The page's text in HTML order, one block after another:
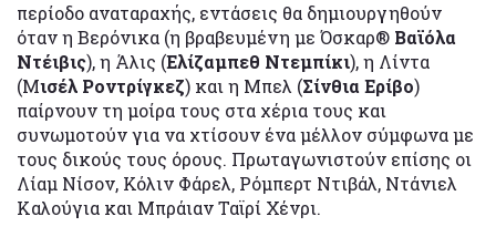
περίοδο αναταραχής, εντάσεις θα δημιουργηθούν
όταν η Βερόνικα (η βραβευμένη με Όσκαρ® Βαϊόλα
Ντέιβις), η Άλις (Ελίζαμπεθ Ντεμπίκι), η Λίντα
(Μισέλ Ροντρίγκεζ) και η Μπελ (Σίνθια Ερίβο)
παίρνουν τη μοίρα τους στα χέρια τους και
συνωμοτούν για να χτίσουν ένα μέλλον σύμφωνα με
τους δικούς τους όρους. Πρωταγωνιστούν επίσης οι
Λίαμ Νίσον, Κόλιν Φάρελ, Ρόμπερτ Ντιβάλ, Ντάνιελ
Καλούγια και Μπράιαν Ταϊρί Χένρι.